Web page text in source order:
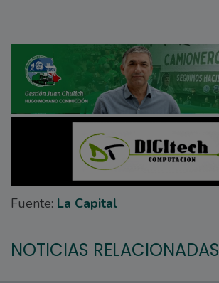
Fuente: La Capital
NOTICIAS RELACIONADAS